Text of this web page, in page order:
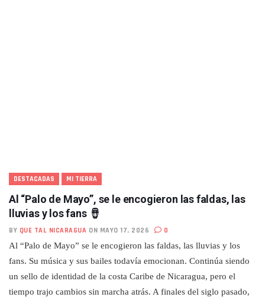
DESTACADAS MI TIERRA
Al “Palo de Mayo”, se le encogieron las faldas, las
lluvias y los fans 🪘
BY QUE TAL NICARAGUA ON MAYO 17, 2026 0
Al “Palo de Mayo” se le encogieron las faldas, las lluvias y los
fans. Su música y sus bailes todavía emocionan. Continúa siendo
un sello de identidad de la costa Caribe de Nicaragua, pero el
tiempo trajo cambios sin marcha atrás. A finales del siglo pasado,